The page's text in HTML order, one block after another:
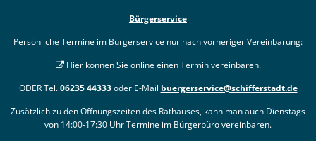
Bürgerservice
Persönliche Termine im Bürgerservice nur nach vorheriger Vereinbarung:
Hier können Sie online einen Termin vereinbaren.
ODER Tel.06235 44333oder E-Mail buergerservice@schifferstadt.de
Zusätzlich zu den Öffnungszeiten des Rathauses, kann man auch Dienstags
von 14:00-17:30 Uhr Termine im Bürgerbüro vereinbaren.